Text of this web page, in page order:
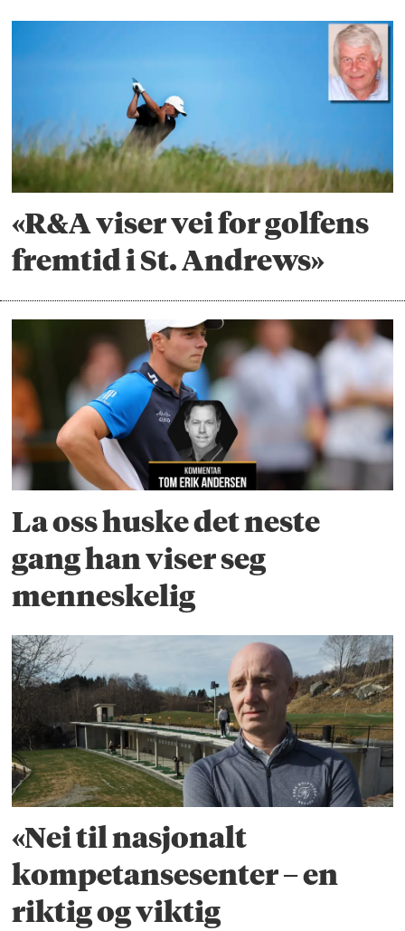
«R&A viser vei for golfens
fremtid i St. Andrews»
La oss huske det neste
gang han viser seg
menneskelig
«Nei til nasjonalt
kompetansesenter – en
riktig og viktig